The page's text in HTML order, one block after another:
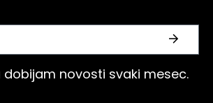
dobijam novosti svaki mesec.